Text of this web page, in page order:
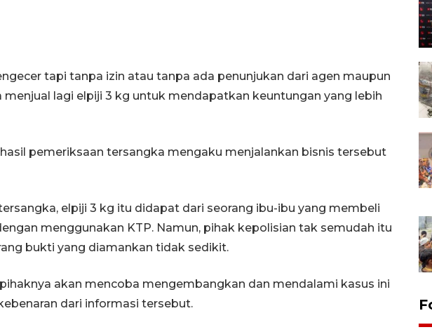
tapi tanpa izin atau tanpa ada penunjukan dari agen maupun
menjual lagi elpiji 3 kg untuk mendapatkan keuntungan yang lebih
pemeriksaan tersangka mengaku menjalankan bisnis tersebut
elpiji 3 kg itu didapat dari seorang ibu-ibu yang membeli
menggunakan KTP. Namun, pihak kepolisian tak semudah itu
bukti yang diamankan tidak sedikit.
akan mencoba mengembangkan dan mendalami kasus ini
dari informasi tersebut.